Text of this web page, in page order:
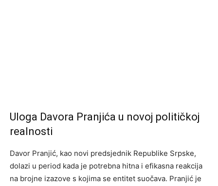
Uloga Davora Pranjića u novoj političkoj
realnosti
Davor Pranjić, kao novi predsjednik Republike Srpske,
dolazi u period kada je potrebna hitna i efikasna reakcija
na brojne izazove s kojima se entitet suočava. Pranjić je